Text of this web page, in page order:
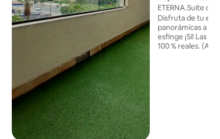
ETERNA.Suite
pirámides y
Disfruta de tu
panorámicas a
esfinge ¡Sí! Las
100 % reales.